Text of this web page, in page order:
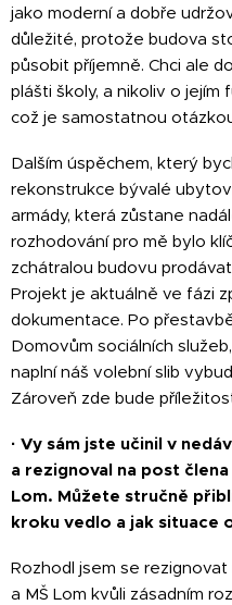
jako moderní a dobře
důležité, protože budova
působit příjemně. Chci ale
plášti školy, a nikoliv o jejím
což je samostatnou
Dalším úspěchem, který
rekonstrukce bývalé
armády, která zůstane
rozhodování pro mě bylo
zchátralou budovu
Projekt je aktuálně ve fázi
dokumentace. Po
Domovům sociálních
naplní náš volební slib
Zároveň zde bude
· Vy sám jste učinil v
a rezignoval na post
Lom. Můžete stručně
kroku vedlo a jak situace
Rozhodl jsem se
a MŠ Lom kvůli zásadním